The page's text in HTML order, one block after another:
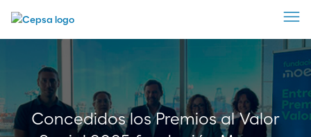
Concedidos los Premios al Valor